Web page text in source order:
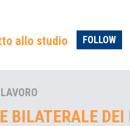
allo studio FOLLOW
BILATERALE